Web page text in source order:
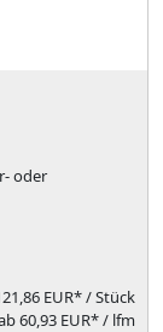
oder
EUR*/ Stück
60,93 EUR* / lfm